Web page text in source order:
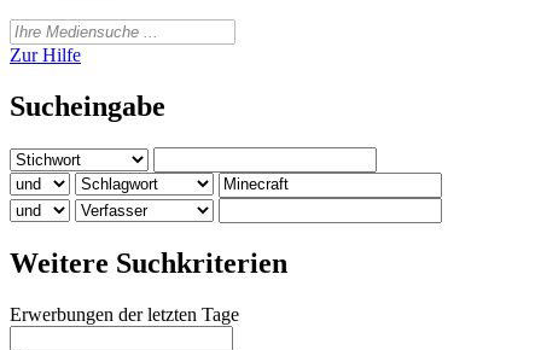
Zur Hilfe
Sucheingabe
Weitere Suchkriterien
Erwerbungen der letzten Tage